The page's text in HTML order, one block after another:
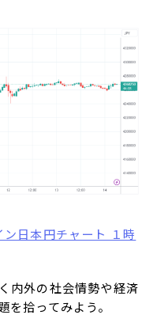
日本円チャート １時
内外の社会情勢や経済
拾ってみよう。